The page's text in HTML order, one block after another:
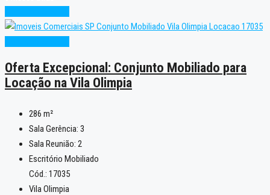
Oferta Excepcional: Conjunto Mobiliado para
Locação na Vila Olimpia
286 m²
Sala Gerência: 3
Sala Reunião: 2
Escritório Mobiliado
Cód.: 17035
Vila Olimpia